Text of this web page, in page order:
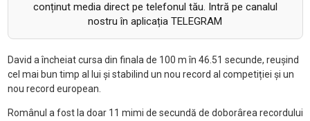
conținut media direct pe telefonul tău. Intră pe canalul
nostru în aplicația TELEGRAM
David a încheiat cursa din finala de 100 m în 46.51 secunde, reușind
cel mai bun timp al lui și stabilind un nou record al competiției și un
nou record european.
Românul a fost la doar 11 mimi de secundă de doborârea recordului